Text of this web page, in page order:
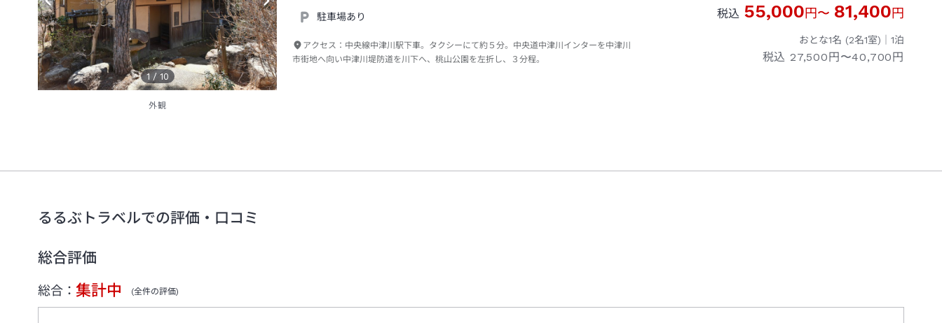
1 /10
外観
駐車場あり
アクセス： 中央線中津川駅下車。タクシーにて約５分。中央道中津川インターを中津川
市街地へ向い中津川堤防道を川下へ、桃山公園を左折し、３分程。
税込 55,000円〜 81,400円
おとな1名 (2名1室)｜ 1泊
税込 27,500円〜40,700円
るるぶトラベルでの評価・口コミ
総合評価
総合： 集計中 (全件の評価)